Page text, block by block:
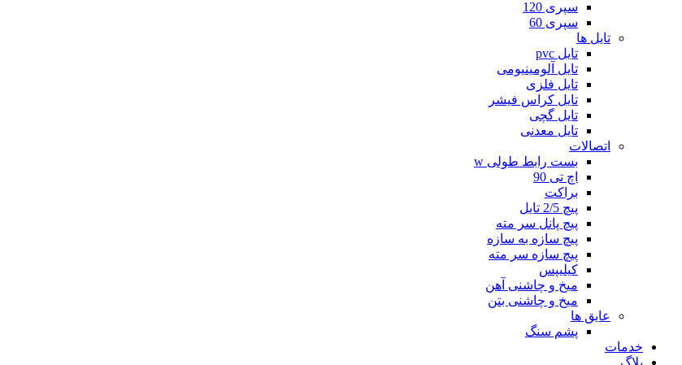
سپری 120
سپری 60
تایل ها
تایل pvc
تایل آلومینیومی
تایل فلزی
تایل کراس فیشر
تایل گچی
تایل معدنی
اتصالات
بست رابط طولی w
اچ تی 90
براکت
پیچ 2/5 تایل
پیچ پانل سر مته
پیچ سازه به سازه
پیچ سازه سر مته
کیلیپس
میخ و چاشنی آهن
میخ و چاشنی بتن
عایق ها
پشم سنگ
خدمات
بلاگ